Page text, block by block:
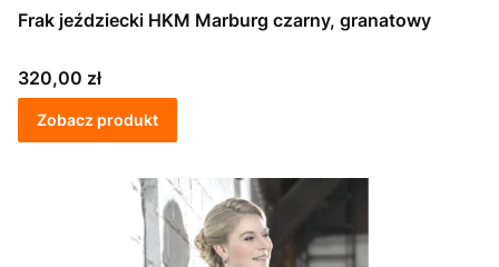
Frak jeździecki HKM Marburg czarny, granatowy
Cena
320,00 zł
Zobacz produkt